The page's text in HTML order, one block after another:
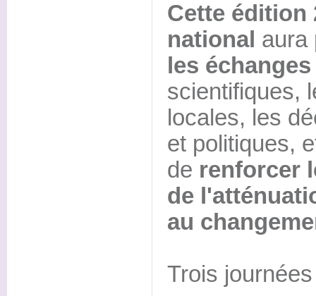
Cette édition
national aura
les échanges
scientifiques,
locales, les
et politiques,
de renforcer
de
au
Trois